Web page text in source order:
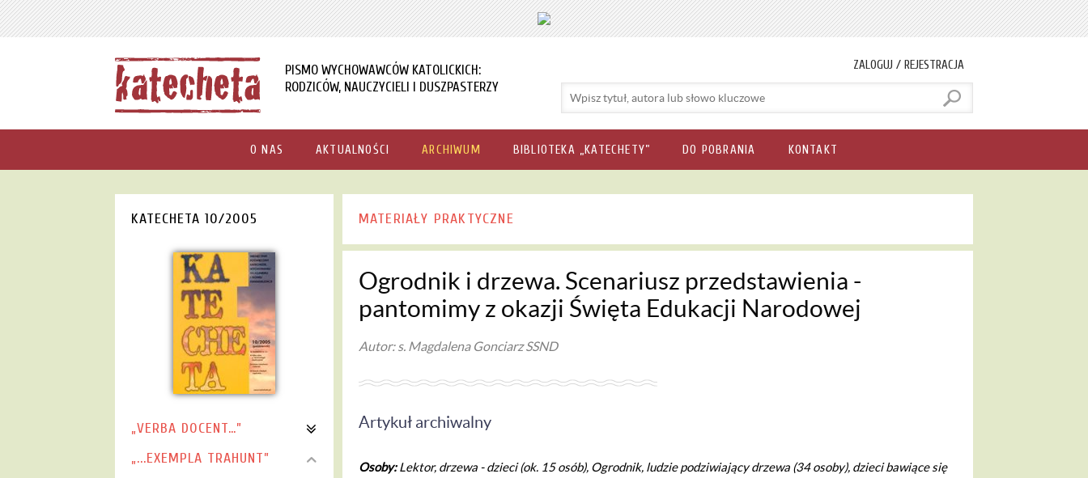
PISMO WYCHOWAWCÓW KATOLICKICH:
RODZICÓW, NAUCZYCIELI I DUSZPASTERZY
ZALOGUJ / REJESTRACJA
O NAS AKTUALNOŚCI ARCHIWUM BIBLIOTEKA „KATECHETY” DO POBRANIA KONTAKT
KATECHETA 10/2005
„VERBA DOCENT…”
„...EXEMPLA TRAHUNT”
MATERIAŁY PRAKTYCZNE
Ogrodnik i drzewa. Scenariusz przedstawienia -
pantomimy z okazji Święta Edukacji Narodowej
Autor: s. Magdalena Gonciarz SSND
Artykuł archiwalny
Osoby:Lektor, drzewa - dzieci (ok. 15 osób), Ogrodnik, ludzie podziwiający drzewa (34 osoby), dzieci bawiące się